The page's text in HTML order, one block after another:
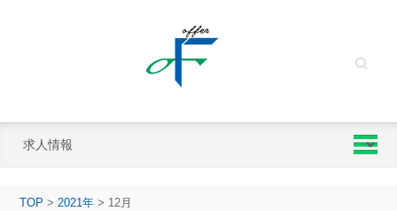
Search
TOP > 2021年 > 12月